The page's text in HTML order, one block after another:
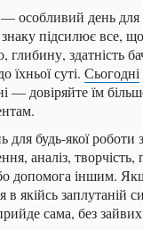
особливий день для
підсилює все, що
глибину, здатність
їхньої суті. Сьогодні
— довіряйте їм
будь-якої роботи
аналіз, творчість,
допомога іншим.
в якійсь заплутаній
сама, без